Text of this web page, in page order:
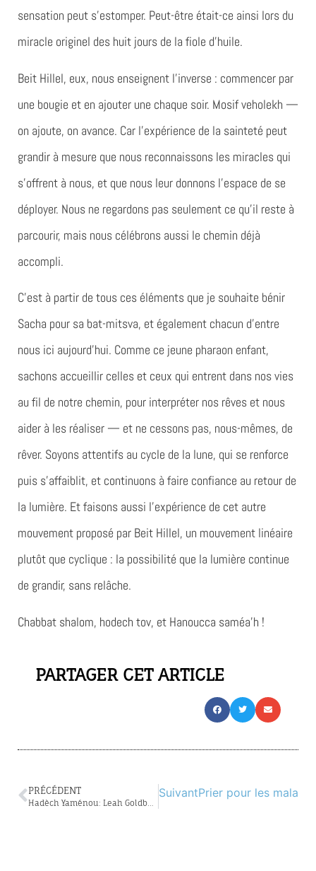
sensation peut s’estomper. Peut-être était-ce ainsi lors du
miracle originel des huit jours de la fiole d’huile.
Beit Hillel, eux, nous enseignent l’inverse : commencer par
une bougie et en ajouter une chaque soir. Mosif veholekh —
on ajoute, on avance. Car l’expérience de la sainteté peut
grandir à mesure que nous reconnaissons les miracles qui
s’offrent à nous, et que nous leur donnons l’espace de se
déployer. Nous ne regardons pas seulement ce qu’il reste à
parcourir, mais nous célébrons aussi le chemin déjà
accompli.
C’est à partir de tous ces éléments que je souhaite bénir
Sacha pour sa bat-mitsva, et également chacun d’entre
nous ici aujourd’hui. Comme ce jeune pharaon enfant,
sachons accueillir celles et ceux qui entrent dans nos vies
au fil de notre chemin, pour interpréter nos rêves et nous
aider à les réaliser — et ne cessons pas, nous-mêmes, de
rêver. Soyons attentifs au cycle de la lune, qui se renforce
puis s’affaiblit, et continuons à faire confiance au retour de
la lumière. Et faisons aussi l’expérience de cet autre
mouvement proposé par Beit Hillel, un mouvement linéaire
plutôt que cyclique : la possibilité que la lumière continue
de grandir, sans relâche.
Chabbat shalom, hodech tov, et Hanoucca saméa’h !
PARTAGER CET ARTICLE
PRÉCÉDENT
Hadèch Yaménou: Leah Goldberg, poétesse des prémices d’Israël
SuivantPrier pour les